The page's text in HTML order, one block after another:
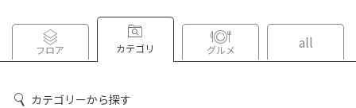
フロア カテゴリ グルメ all
カテゴリーから探す